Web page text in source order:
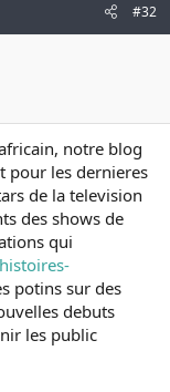
#32
notre blog
pour les dernieres
de la television
des shows de
qui
potins sur des
debuts
les public